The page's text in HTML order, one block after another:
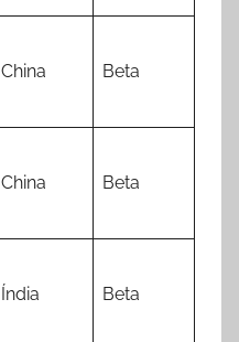
China Beta
China Beta
Índia Beta